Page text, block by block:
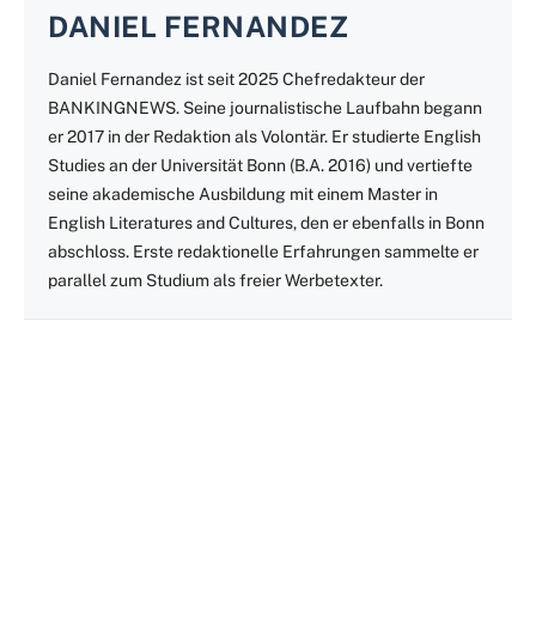
DANIEL FERNANDEZ
Daniel Fernandez ist seit 2025 Chefredakteur der
BANKINGNEWS. Seine journalistische Laufbahn begann
er 2017 in der Redaktion als Volontär. Er studierte English
Studies an der Universität Bonn (B.A. 2016) und vertiefte
seine akademische Ausbildung mit einem Master in
English Literatures and Cultures, den er ebenfalls in Bonn
abschloss. Erste redaktionelle Erfahrungen sammelte er
parallel zum Studium als freier Werbetexter.